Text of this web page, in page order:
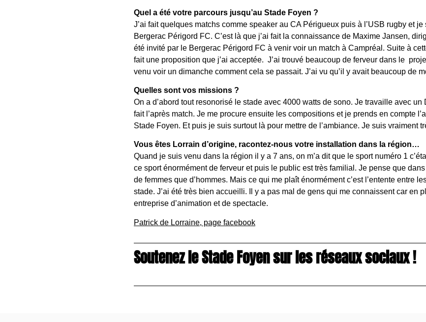
Quel a été votre parcours jusqu’au Stade Foyen ?
J’ai fait quelques matchs comme speaker au CA Périgueux puis à l’USB rugby et
Bergerac Périgord FC. C’est là que j’ai fait la connaissance de Maxime Jansen,
été invité par le Bergerac Périgord FC à venir voir un match à Campréal. Suite à
fait une proposition que j’ai acceptée. J’ai trouvé beaucoup de ferveur dans le
venu voir un dimanche comment cela se passait. J’ai vu qu’il y avait beaucoup de
Quelles sont vos missions ?
On a d’abord tout resonorisé le stade avec 4000 watts de sono. Je travaille avec un
fait l’après match. Je me procure ensuite les compositions et je prends en compte
Stade Foyen. Et puis je suis surtout là pour mettre de l’ambiance. Je suis vraiment
Vous êtes Lorrain d’origine, racontez-nous votre installation dans la région…
Quand je suis venu dans la région il y a 7 ans, on m’a dit que le sport numéro 1
ce sport énormément de ferveur et puis le public est très familial. Je pense que
de femmes que d’hommes. Mais ce qui me plaît énormément c’est l’entente entre
stade. J’ai été très bien accueilli. Il y a pas mal de gens qui me connaissent car en
entreprise d’animation et de spectacle.
Patrick de Lorraine, page facebook
Soutenez le Stade Foyen sur les réseaux sociaux !